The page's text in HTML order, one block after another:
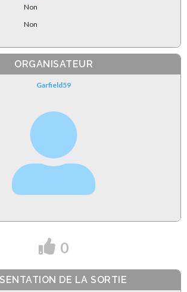
Non
Non
ORGANISATEUR
Garfield59
0
DE LA SORTIE